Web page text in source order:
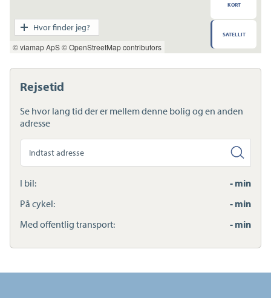
Rejsetid
Se hvor lang tid der er mellem denne bolig og en anden
adresse
Søg
anden
adresse
I bil:
- min
På cykel:
- min
Med offentlig transport:
- min
© viamap ApS© OpenStreetMap contributors
KORT
SATELLIT
Hvor finder jeg?
Transport
Indkøb
Daginstitution
Skole
Sundhed
Ladestandere
Lynladere